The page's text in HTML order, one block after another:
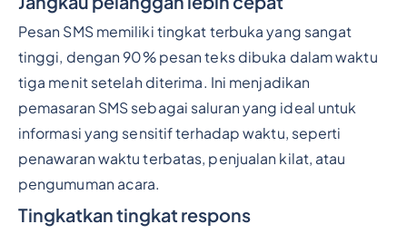
Pesan SMS memiliki tingkat terbuka yang sangat
tinggi, dengan 90% pesan teks dibuka dalam waktu
tiga menit setelah diterima. Ini menjadikan
pemasaran SMS sebagai saluran yang ideal untuk
informasi yang sensitif terhadap waktu, seperti
penawaran waktu terbatas, penjualan kilat, atau
pengumuman acara.
Tingkatkan tingkat respons